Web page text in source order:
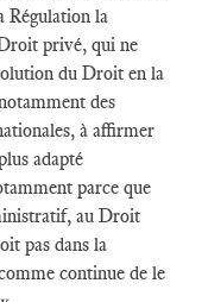
Régulation la
privé, qui ne
du Droit en la
des
à affirmer
adapté
parce que
au Droit
pas dans la
continue de le